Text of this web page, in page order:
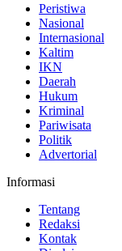
Peristiwa
Nasional
Internasional
Kaltim
IKN
Daerah
Hukum
Kriminal
Pariwisata
Politik
Advertorial
Informasi
Tentang
Redaksi
Kontak